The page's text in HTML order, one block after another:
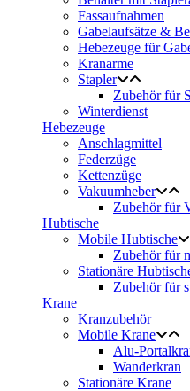
Fassaufnahmen
Gabelaufsätze &
Hebezeuge für
Kranarme
Stapler
Zubehör für
Winterdienst
Hebezeuge
Anschlagmittel
Federzüge
Kettenzüge
Vakuumheber
Zubehör für
Hubtische
Mobile Hubtische
Zubehör für
Stationäre
Zubehör für
Krane
Kranzubehör
Mobile Krane
Alu-
Wanderkran
Stationäre Krane